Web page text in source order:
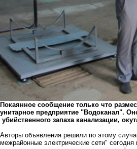
Покаянное сообщение только что
унитарное предприятие "Водоканал".
убийственного запаха канализации,
Авторы объявления решили по этому
межрайонные электрические сети"